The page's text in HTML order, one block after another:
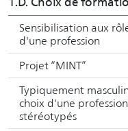
leurs propres
femmes et hommes
Egalité 2030. Des
associées à la
d’action « vie
et famille » et «
En ce qui concerne le
Sensibilisation aux
d'une profession
Projet “MINT”
Typiquement
choix d'une
stéréotypés